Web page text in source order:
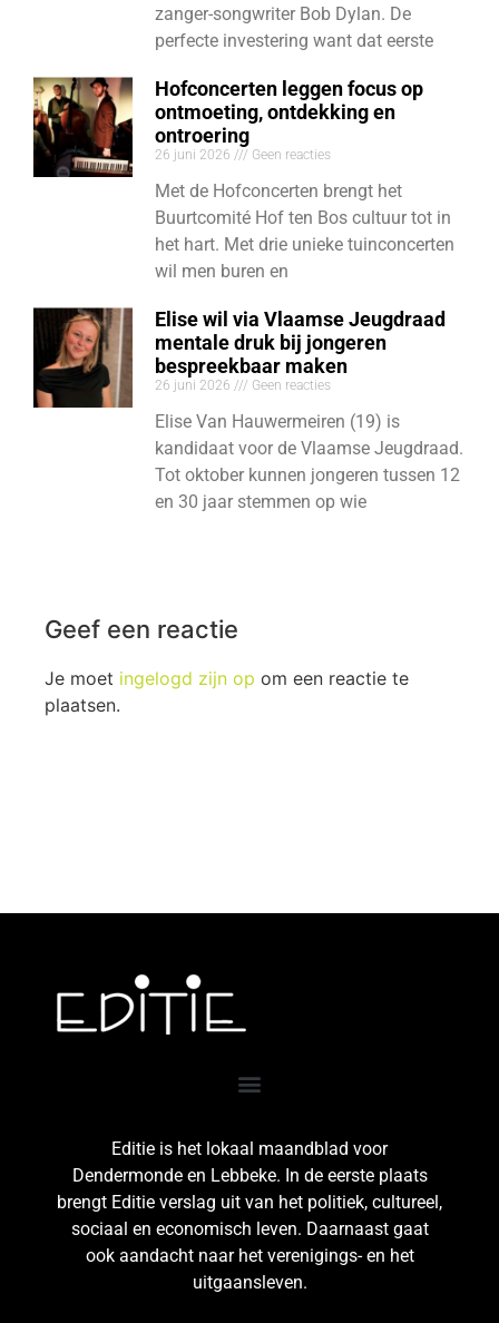
zanger-songwriter Bob Dylan. De
perfecte investering want dat eerste
Hofconcerten leggen focus op
ontmoeting, ontdekking en
ontroering
26 juni 2026 Geen reacties
Met de Hofconcerten brengt het
Buurtcomité Hof ten Bos cultuur tot in
het hart. Met drie unieke tuinconcerten
wil men buren en
Elise wil via Vlaamse Jeugdraad
mentale druk bij jongeren
bespreekbaar maken
26 juni 2026 Geen reacties
Elise Van Hauwermeiren (19) is
kandidaat voor de Vlaamse Jeugdraad.
Tot oktober kunnen jongeren tussen 12
en 30 jaar stemmen op wie
Geef een reactie
Je moet ingelogd zijn op om een reactie te
plaatsen.
Editie is het lokaal maandblad voor
Dendermonde en Lebbeke. In de eerste plaats
brengt Editie verslag uit van het politiek, cultureel,
sociaal en economisch leven. Daarnaast gaat
ook aandacht naar het verenigings- en het
uitgaansleven.